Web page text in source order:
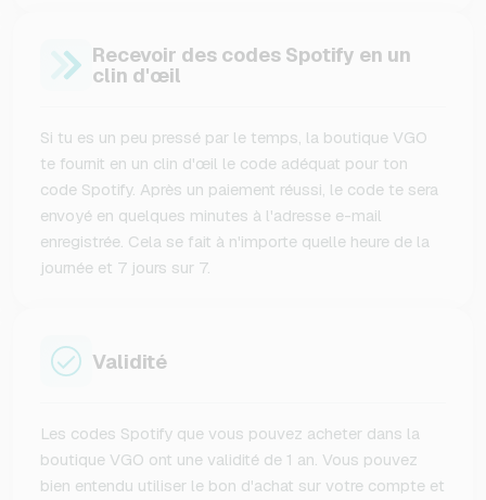
Recevoir des codes Spotify en un
clin d'œil
Si tu es un peu pressé par le temps, la boutique VGO
te fournit en un clin d'œil le code adéquat pour ton
code Spotify. Après un paiement réussi, le code te sera
envoyé en quelques minutes à l'adresse e-mail
enregistrée. Cela se fait à n'importe quelle heure de la
journée et 7 jours sur 7.
Validité
Les codes Spotify que vous pouvez acheter dans la
boutique VGO ont une validité de 1 an. Vous pouvez
bien entendu utiliser le bon d'achat sur votre compte et